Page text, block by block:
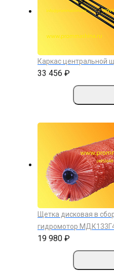
Каркас центральной
33 456 ₽
Щетка дисковая в
гидромотор
19 980 ₽